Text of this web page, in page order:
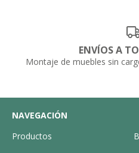
ENVÍOS A
Montaje de muebles sin
NAVEGACIÓN
Productos